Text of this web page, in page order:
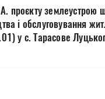
проєкту землеустрою
і обслуговування
у с. Тарасове